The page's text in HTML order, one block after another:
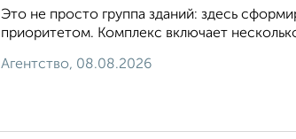
Это не просто группа зданий: здесь
приоритетом. Комплекс включает
Агентство, 08.08.2026